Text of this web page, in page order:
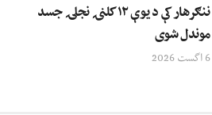
ننګرهار کې د یوې ۱۲ کلنۍ نجلۍ جسد
موندل شوی
6 اگست 2026